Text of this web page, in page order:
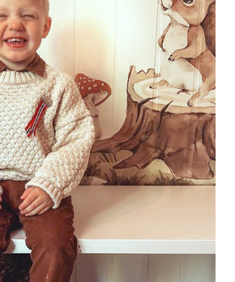
Kontaktpapir - Naturlig trefinish
/ Skrell og feste
kr 1 231,00